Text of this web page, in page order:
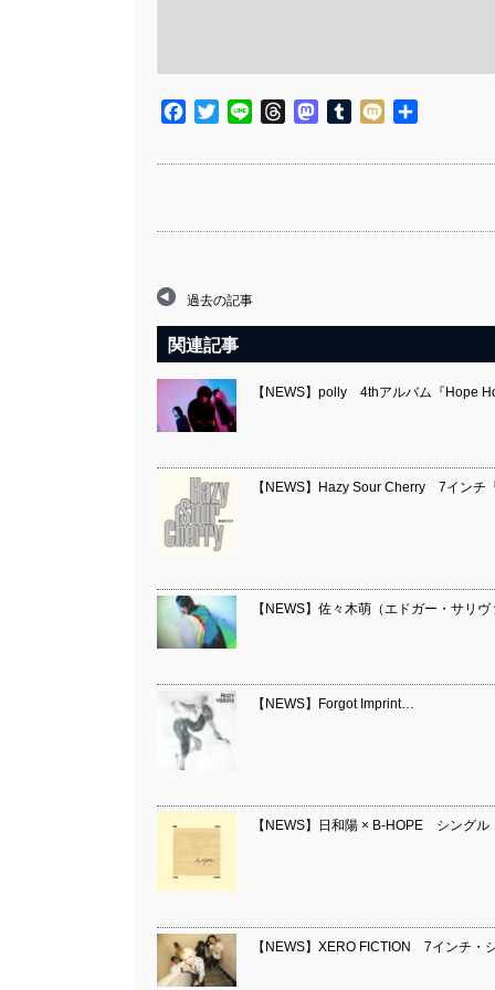
Facebook
TwitterLine ThreadsMastodon
TumblrMixi
過去の記事
関連記事
【NEWS】polly 4thアルバム『Hope
【NEWS】Hazy Sour Cherry 7インチ
【NEWS】佐々木萌（エドガー・サリ
【NEWS】Forgot Imprint…
【NEWS】日和陽 × B-HOPE シング
【NEWS】XERO FICTION 7インチ・